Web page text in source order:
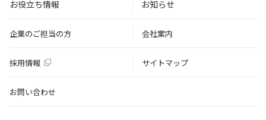
お役立ち情報 お知らせ
企業のご担当の方 会社案内
採用情報 サイトマップ
お問い合わせ